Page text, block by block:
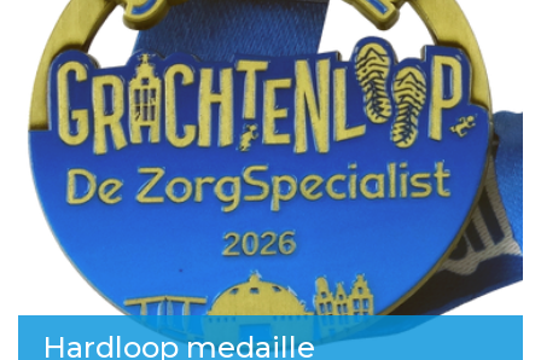
Hardloop medaille